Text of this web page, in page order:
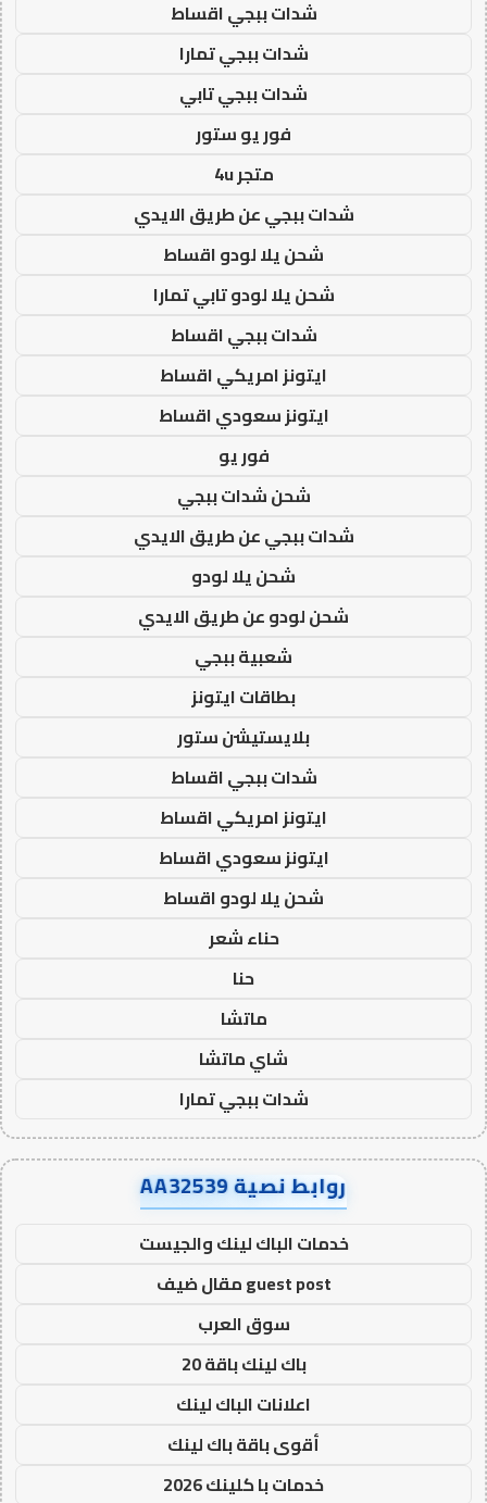
شدات ببجي اقساط
شدات ببجي تمارا
شدات ببجي تابي
فور يو ستور
متجر 4u
شدات ببجي عن طريق الايدي
شحن يلا لودو اقساط
شحن يلا لودو تابي تمارا
شدات ببجي اقساط
ايتونز امريكي اقساط
ايتونز سعودي اقساط
فور يو
شحن شدات ببجي
شدات ببجي عن طريق الايدي
شحن يلا لودو
شحن لودو عن طريق الايدي
شعبية ببجي
بطاقات ايتونز
بلايستيشن ستور
شدات ببجي اقساط
ايتونز امريكي اقساط
ايتونز سعودي اقساط
شحن يلا لودو اقساط
حناء شعر
حنا
ماتشا
شاي ماتشا
شدات ببجي تمارا
روابط نصية AA32539
خدمات الباك لينك والجيست
guest post مقال ضيف
سوق العرب
باك لينك باقة 20
اعلانات الباك لينك
أقوى باقة باك لينك
خدمات با كلينك 2026